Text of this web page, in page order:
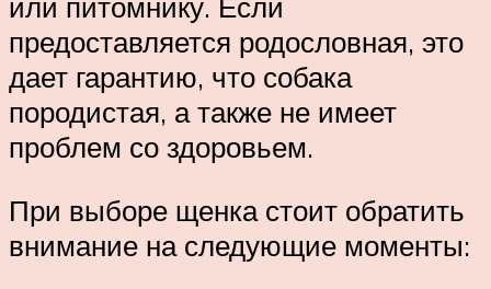
предоставляется родословная, это
дает гарантию, что собака
породистая, а также не имеет
проблем со здоровьем.
При выборе щенка стоит обратить
внимание на следующие моменты: